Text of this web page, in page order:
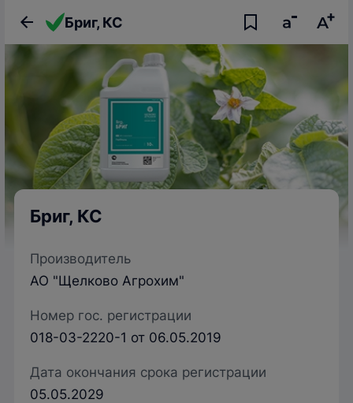
Бриг, КС
Бриг, КС
Производитель
АО "Щелково Агрохим"
Номер гос. регистрации
018-03-2220-1 от 06.05.2019
Дата окончания срока регистрации
05.05.2029